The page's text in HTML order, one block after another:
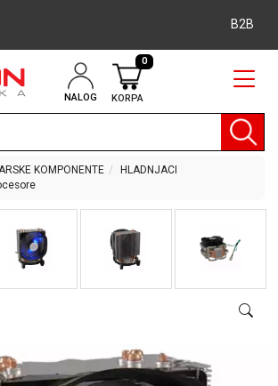
B2B
NALOG KORPA
0
KOMPONENTE
HLADNJACI